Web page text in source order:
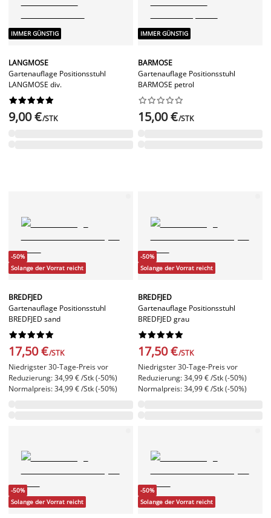
IMMER GÜNSTIG
LANGMOSE
Gartenauflage Positionsstuhl
LANGMOSE div.






9,00 €/STK
IMMER GÜNSTIG
BARMOSE
Gartenauflage Positionsstuhl
BARMOSE petrol






15,00 €/STK
-50%
Solange der Vorrat reicht
BREDFJED
Gartenauflage Positionsstuhl
BREDFJED sand






17,50 €/STK
Niedrigster 30-Tage-Preis vor
Reduzierung: 34,99 € /Stk (-50%)
Normalpreis: 34,99 € /Stk (-50%)
-50%
Solange der Vorrat reicht
BREDFJED
Gartenauflage Positionsstuhl
BREDFJED grau






17,50 €/STK
Niedrigster 30-Tage-Preis vor
Reduzierung: 34,99 € /Stk (-50%)
Normalpreis: 34,99 € /Stk (-50%)
-50%
Solange der Vorrat reicht
-50%
Solange der Vorrat reicht